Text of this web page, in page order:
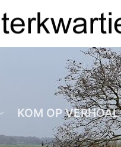
KOM OP VERHOAL